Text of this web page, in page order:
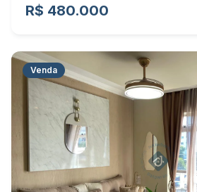
R$ 480.000
Venda